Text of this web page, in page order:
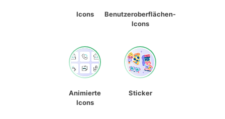
Icons
Benutzeroberflächen-
Icons
Animierte
Icons
Sticker